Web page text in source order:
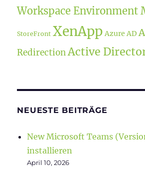
Workspace Environment
StoreFront XenApp Azure AD
Redirection Active
NEUESTE BEITRÄGE
New Microsoft Teams
installieren
April 10, 2026